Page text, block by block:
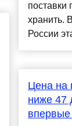
поставки
хранить.
России
Цена на
ниже 47